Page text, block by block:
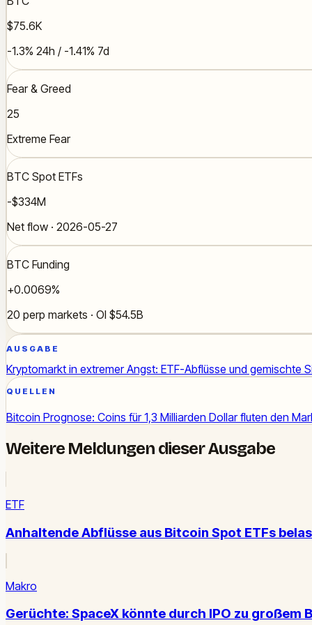
$75.6K
-1.3% 24h / -1.41% 7d
Fear & Greed
25
Extreme Fear
BTC Spot ETFs
-$334M
Net flow · 2026-05-27
BTC Funding
+0.0069%
20 perp markets · OI $54.5B
AUSGABE
Kryptomarkt in extremer Angst: ETF-Abflüsse und gemischte
QUELLEN
Bitcoin Prognose: Coins für 1,3 Milliarden Dollar fluten den
Weitere Meldungen dieser Ausgabe
ETF
Anhaltende Abflüsse aus Bitcoin Spot ETFs
Makro
Gerüchte: SpaceX könnte durch IPO zu großem